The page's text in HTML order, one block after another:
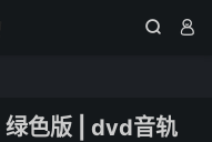
 
色版 | dvd音轨